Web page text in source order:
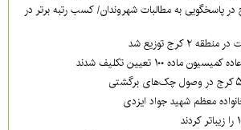
منطقه ۴ کرج در پاسخگویی به مطالبات شهروندان/ کسب رتبه برتر در
ماده ۱۰۰ تعیین تکلیف شدند